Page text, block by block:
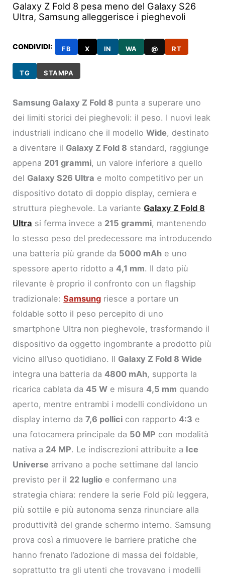
Galaxy Z Fold 8 pesa meno del Galaxy S26
Ultra, Samsung alleggerisce i pieghevoli
CONDIVIDI: FB X IN WA @ RT
TG STAMPA
Samsung Galaxy Z Fold 8 punta a superare uno
dei limiti storici dei pieghevoli: il peso. I nuovi leak
industriali indicano che il modelloWide, destinato
a diventare il Galaxy Z Fold 8 standard, raggiunge
appena 201 grammi, un valore inferiore a quello
del Galaxy S26 Ultra e molto competitivo per un
dispositivo dotato di doppio display, cerniera e
struttura pieghevole. La varianteGalaxy Z Fold 8
Ultra si ferma invece a 215 grammi, mantenendo
lo stesso peso del predecessore ma introducendo
una batteria più grande da 5000 mAh e uno
spessore aperto ridotto a4,1 mm. Il dato più
rilevante è proprio il confronto con un flagship
tradizionale:Samsung riesce a portare un
foldable sotto il peso percepito di uno
smartphone Ultra non pieghevole, trasformando il
dispositivo da oggetto ingombrante a prodotto più
vicino all’uso quotidiano. Il Galaxy Z Fold 8 Wide
integra una batteria da4800 mAh, supporta la
ricarica cablata da45 W e misura4,5 mm quando
aperto, mentre entrambi i modelli condividono un
display interno da7,6 pollici con rapporto4:3 e
una fotocamera principale da 50 MP con modalità
nativa a 24 MP. Le indiscrezioni attribuite a Ice
Universe arrivano a poche settimane dal lancio
previsto per il 22 luglio e confermano una
strategia chiara: rendere la serie Fold più leggera,
più sottile e più autonoma senza rinunciare alla
produttività del grande schermo interno. Samsung
prova così a rimuovere le barriere pratiche che
hanno frenato l’adozione di massa dei foldable,
soprattutto tra gli utenti che trovavano i modelli